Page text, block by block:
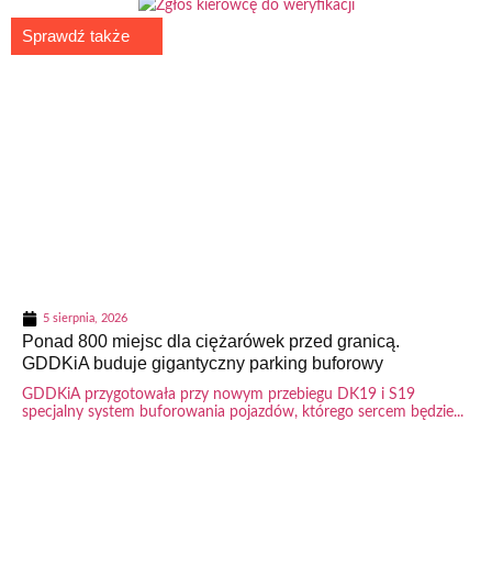
Sprawdź także
5 sierpnia, 2026
Ponad 800 miejsc dla ciężarówek przed granicą.
GDDKiA buduje gigantyczny parking buforowy
GDDKiA przygotowała przy nowym przebiegu DK19 i S19
specjalny system buforowania pojazdów, którego sercem będzie...